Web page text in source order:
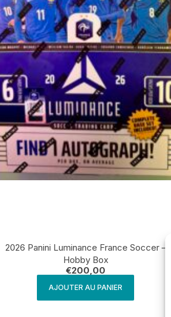
2026 Panini Luminance France Soccer –
Hobby Box
€200,00
AJOUTER AU PANIER